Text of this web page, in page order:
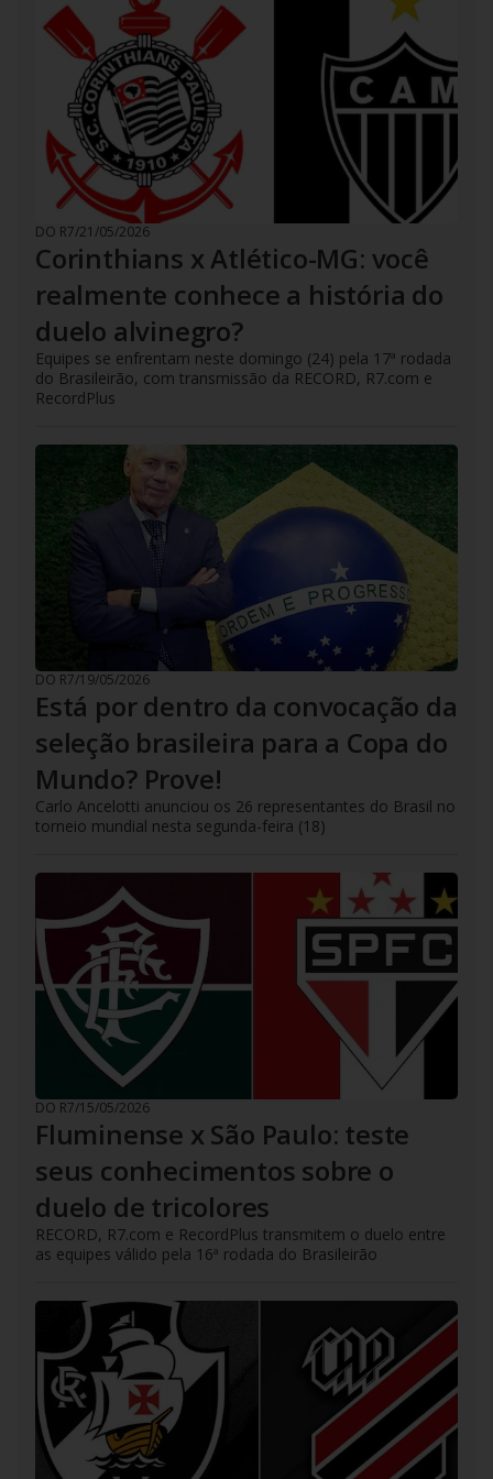
DO R7/21/05/2026
Corinthians x Atlético-MG: você
realmente conhece a história do
duelo alvinegro?
Equipes se enfrentam neste domingo (24) pela 17ª rodada
do Brasileirão, com transmissão da RECORD, R7.com e
RecordPlus
DO R7/19/05/2026
Está por dentro da convocação da
seleção brasileira para a Copa do
Mundo? Prove!
Carlo Ancelotti anunciou os 26 representantes do Brasil no
torneio mundial nesta segunda-feira (18)
DO R7/15/05/2026
Fluminense x São Paulo: teste
seus conhecimentos sobre o
duelo de tricolores
RECORD, R7.com e RecordPlus transmitem o duelo entre
as equipes válido pela 16ª rodada do Brasileirão